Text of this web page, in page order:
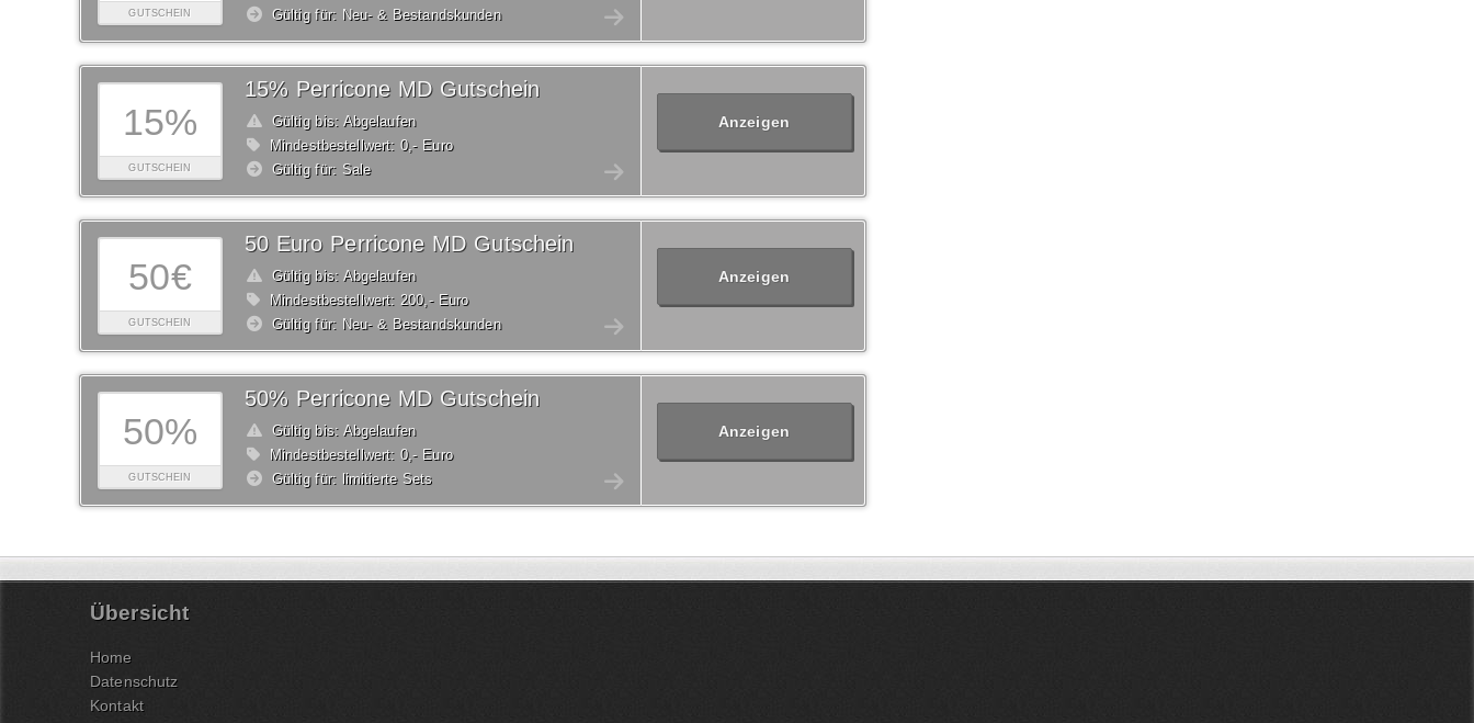
GUTSCHEIN
Gültig für: Neu- & Bestandskunden
15%
GUTSCHEIN
15% Perricone MD Gutschein
Gültig bis: Abgelaufen
Mindestbestellwert: 0,- Euro
Gültig für: Sale
Anzeigen
50€
GUTSCHEIN
50 Euro Perricone MD Gutschein
Gültig bis: Abgelaufen
Mindestbestellwert: 200,- Euro
Gültig für: Neu- & Bestandskunden
Anzeigen
50%
GUTSCHEIN
50% Perricone MD Gutschein
Gültig bis: Abgelaufen
Mindestbestellwert: 0,- Euro
Gültig für: limitierte Sets
Anzeigen
Übersicht
Home
Datenschutz
Kontakt